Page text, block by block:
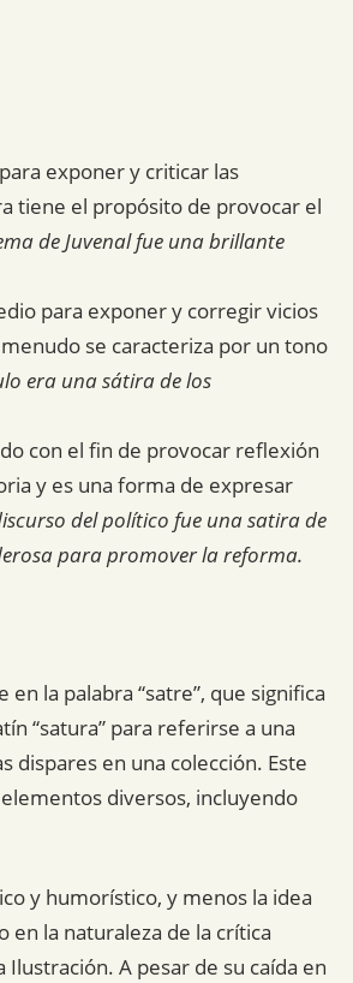
exponer y criticar las
tiene el propósito de provocar el
de Juvenal fue una brillante
para exponer y corregir vicios
se caracteriza por un tono
era una sátira de los
con el fin de provocar reflexión
y es una forma de expresar
del político fue una satira de
para promover la reforma.
la palabra “satre”, que significa
“satura” para referirse a una
dispares en una colección. Este
diversos, incluyendo
y humorístico, y menos la idea
en la naturaleza de la crítica
A pesar de su caída en